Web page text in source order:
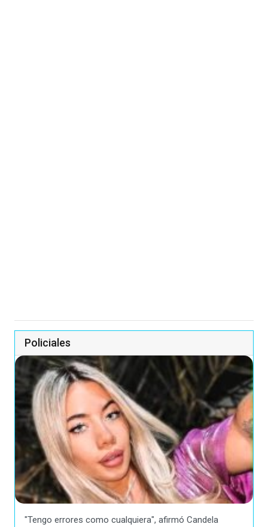
Policiales
"Tengo errores como cualquiera", afirmó Candela